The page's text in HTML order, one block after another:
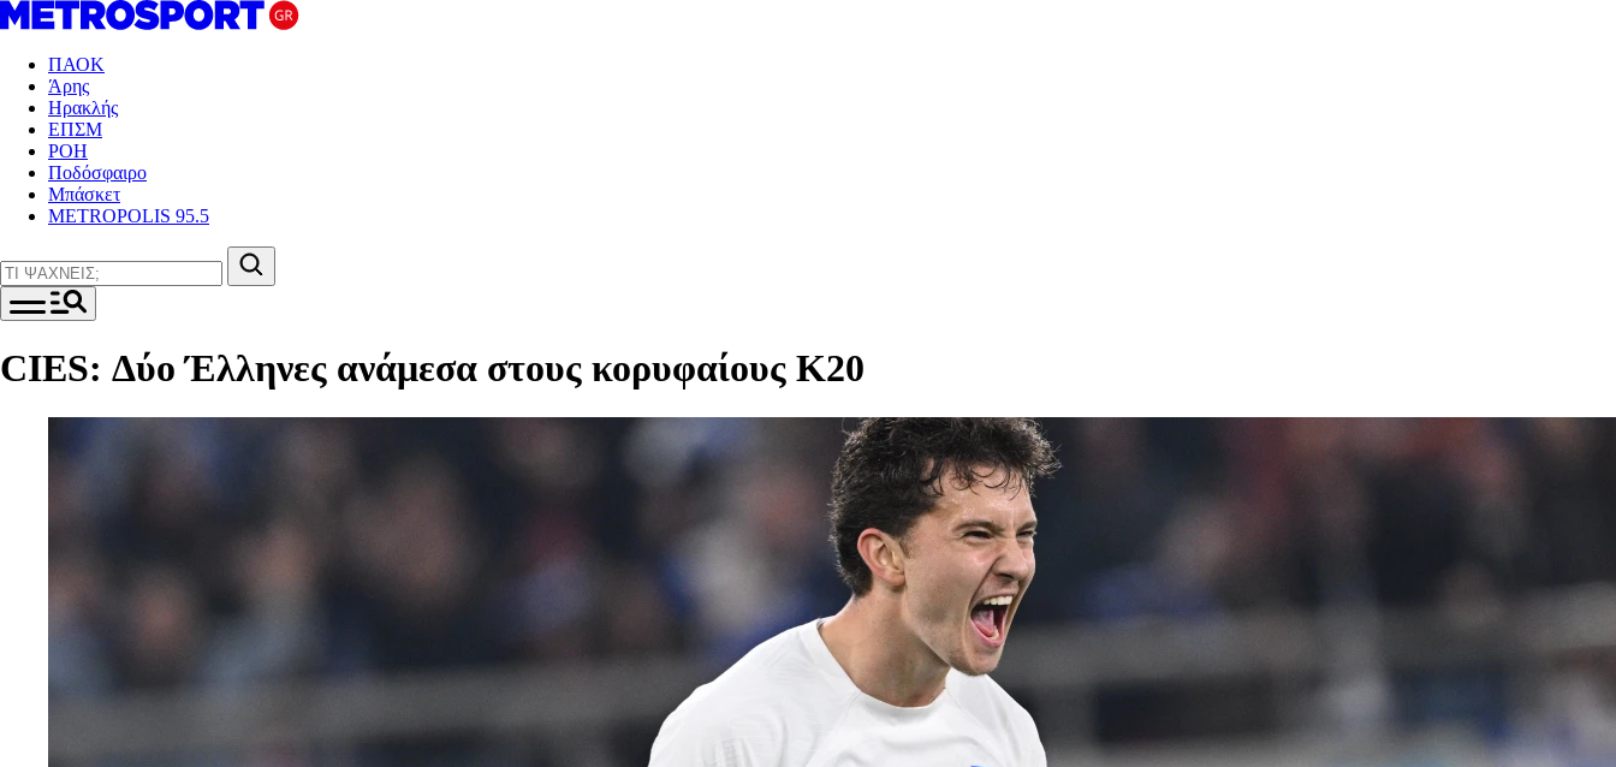
ΠΑΟΚ
Άρης
Ηρακλής
ΕΠΣΜ
ΡΟΗ
Ποδόσφαιρο
Μπάσκετ
METROPOLIS 95.5
CIES: Δύο Έλληνες ανάμεσα στους κορυφαίους Κ20